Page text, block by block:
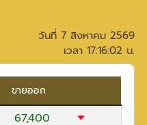
วันที่ 7 สิงหาคม 2569
เวลา 17:16:02 น.
ขายออก
67,400